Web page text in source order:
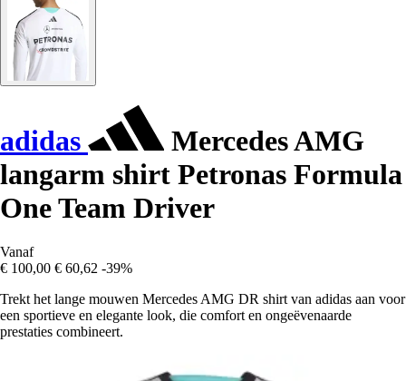
adidas
Mercedes AMG
langarm shirt Petronas Formula
One Team Driver
Vanaf
€ 100,00 € 60,62 -39%
Trekt het lange mouwen Mercedes AMG DR shirt van adidas aan voor
een sportieve en elegante look, die comfort en ongeëvenaarde
prestaties combineert.